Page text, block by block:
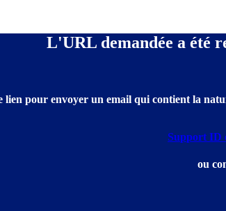
L'URL demandée a été
lien pour envoyer un email qui contient la
Support ID
ou